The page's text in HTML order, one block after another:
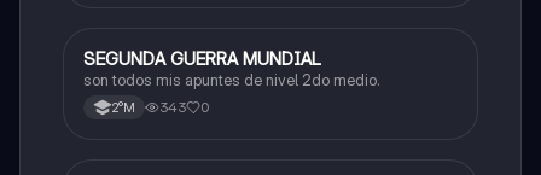
Historia
SEGUNDA GUERRA MUNDIAL
son todos mis apuntes de nivel 2do medio.
2°M 343 0